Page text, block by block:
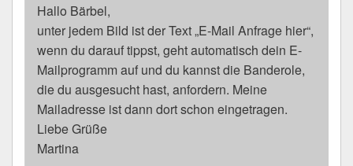
Hallo Bärbel,
unter jedem Bild ist der Text „E-Mail Anfrage hier“,
wenn du darauf tippst, geht automatisch dein E-
Mailprogramm auf und du kannst die Banderole,
die du ausgesucht hast, anfordern. Meine
Mailadresse ist dann dort schon eingetragen.
Liebe Grüße
Martina